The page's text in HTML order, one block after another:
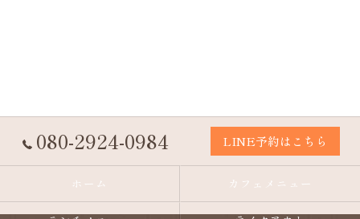
080-2924-0984 LINE予約はこちら
ホーム カフェメニュー